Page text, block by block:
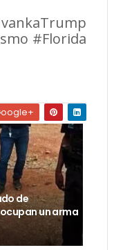
#Florida
de
un arma